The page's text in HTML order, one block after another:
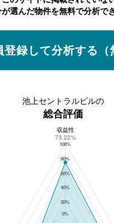
が選んだ物件を無料で分析で
登録して分析する（
池上セントラルビルの
総合評価
池上セントラルビルの総合評価
100%
80%
60%
40%
20%
0%
収益性
73.22%